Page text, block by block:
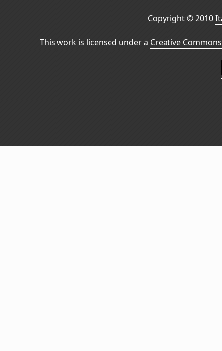
Copyright © 2010
This work is licensed under a Creative